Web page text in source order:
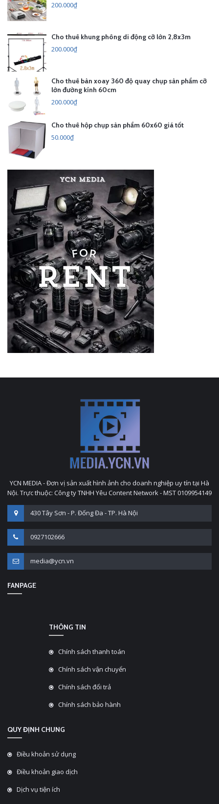
200.000₫
Cho thuê khung phông di động cỡ lớn 2,8x3m
200.000₫
Cho thuê bàn xoay 360 độ quay chụp sản phẩm cỡ
lớn đường kính 60cm
200.000₫
Cho thuê hộp chụp sản phẩm 60x60 giá tốt
50.000₫
YCN MEDIA - Đơn vị sản xuất hình ảnh cho doanh nghiệp uy tín tại Hà
Nội. Trực thuộc: Công ty TNHH Yêu Content Network - MST 0109954149
430 Tây Sơn - P. Đống Đa - TP. Hà Nội
0927102666
media@ycn.vn
FANPAGE
THÔNG TIN
Chính sách thanh toán
Chính sách vận chuyển
Chính sách đổi trả
Chính sách bảo hành
QUY ĐỊNH CHUNG
Điều khoản sử dụng
Điều khoản giao dịch
Dịch vụ tiện ích